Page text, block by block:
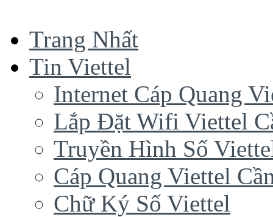
Trang Nhất
Tin Viettel
Internet Cáp Quang
Lắp Đặt Wifi Viettel
Truyền Hình Số
Cáp Quang Viettel
Chữ Ký Số Viettel